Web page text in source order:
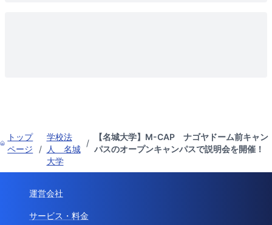
トップ
ページ
/
学校法
人 名城
大学
/
【名城大学】M-CAP ナゴヤドーム前キャン
パスのオープンキャンパスで説明会を開催！
運営会社
サービス・料金